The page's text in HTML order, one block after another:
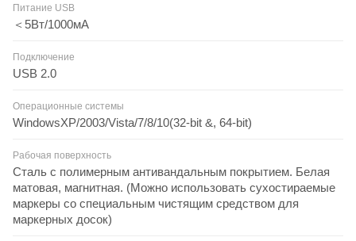
Питание USB
＜5Вт/1000мА
Подключение
USB 2.0
Операционные системы
WindowsXP/2003/Vista/7/8/10(32-bit &, 64-bit)
Рабочая поверхность
Сталь с полимерным антивандальным покрытием. Белая
матовая, магнитная. (Можно использовать сухостираемые
маркеры со специальным чистящим средством для
маркерных досок)